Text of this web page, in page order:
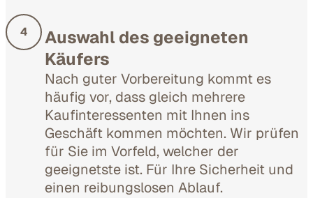
4
Auswahl des geeigneten
Käufers
Nach guter Vorbereitung kommt es
häufig vor, dass gleich mehrere
Kaufinteressenten mit Ihnen ins
Geschäft kommen möchten. Wir prüfen
für Sie im Vorfeld, welcher der
geeignetste ist. Für Ihre Sicherheit und
einen reibungslosen Ablauf.